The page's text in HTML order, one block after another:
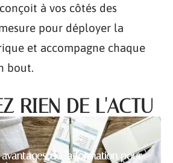
conçoit à vos côtés des
pour déployer la
et accompagne chaque
bout.
RIEN DE L'ACTU
de la formation pour